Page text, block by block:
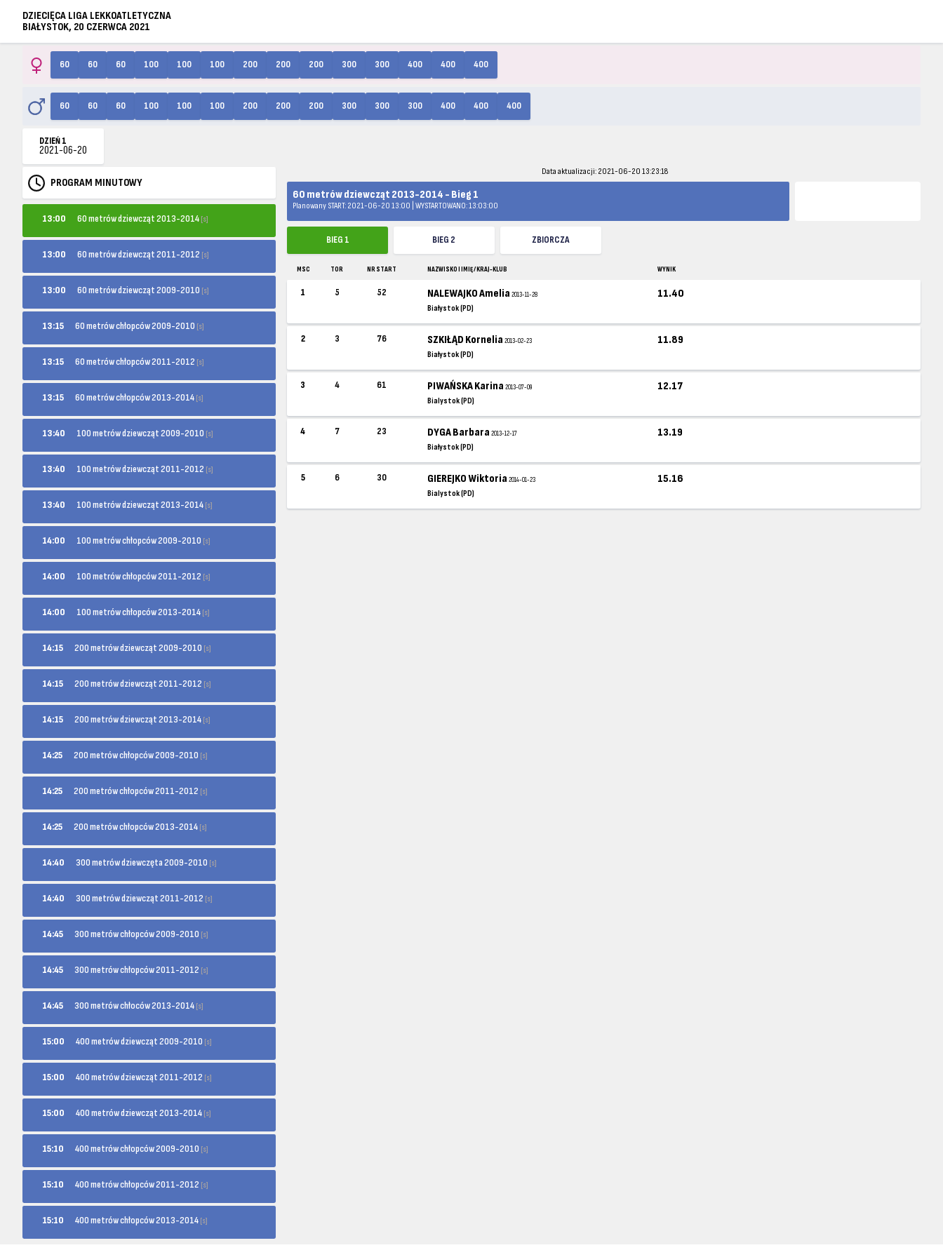
DZIECIĘCA LIGA LEKKOATLETYCZNA
BIAŁYSTOK, 20 CZERWCA 2021
60 60 60 100 100 100 200 200 200 300 300 400 400 400
60 60 60 100 100 100 200 200 200 300 300 300 400 400 400
DZIEŃ 1
2021-06-20
PROGRAM MINUTOWY
13:00 60 metrów dziewcząt 2013-2014 [s]
13:00 60 metrów dziewcząt 2011-2012 [s]
13:00 60 metrów dziewcząt 2009-2010 [s]
13:15 60 metrów chłopców 2009-2010 [s]
13:15 60 metrów chłopców 2011-2012 [s]
13:15 60 metrów chłopców 2013-2014 [s]
13:40 100 metrów dziewcząt 2009-2010 [s]
13:40 100 metrów dziewcząt 2011-2012 [s]
13:40 100 metrów dziewcząt 2013-2014 [s]
14:00 100 metrów chłopców 2009-2010 [s]
14:00 100 metrów chłopców 2011-2012 [s]
14:00 100 metrów chłopców 2013-2014 [s]
14:15 200 metrów dziewcząt 2009-2010 [s]
14:15 200 metrów dziewcząt 2011-2012 [s]
14:15 200 metrów dziewcząt 2013-2014 [s]
14:25 200 metrów chłopców 2009-2010 [s]
14:25 200 metrów chłopców 2011-2012 [s]
14:25 200 metrów chłopców 2013-2014 [s]
14:40 300 metrów dziewczęta 2009-2010 [s]
14:40 300 metrów dziewcząt 2011-2012 [s]
14:45 300 metrów chłopców 2009-2010 [s]
14:45 300 metrów chłopców 2011-2012 [s]
14:45 300 metrów chłoców 2013-2014 [s]
15:00 400 metrów dziewcząt 2009-2010 [s]
15:00 400 metrów dziewcząt 2011-2012 [s]
15:00 400 metrów dziewcząt 2013-2014 [s]
15:10 400 metrów chłopców 2009-2010 [s]
15:10 400 metrów chłopców 2011-2012 [s]
15:10 400 metrów chłopców 2013-2014 [s]
Data aktualizacji: 2021-06-20 13:23:18
60 metrów dziewcząt 2013-2014 - Bieg 1
Planowany START: 2021-06-20 13:00 | WYSTARTOWANO: 13:03:00
BIEG 1 BIEG 2 ZBIORCZA
MSC TOR NR START NAZWISKO I IMIĘ / KRAJ-KLUB WYNIK
1 5 52 NALEWAJKO Amelia2013-11-28
Białystok (PD)
11.40
2 3 76 SZKIŁĄD Kornelia2013-02-23
Białystok (PD)
11.89
3 4 61 PIWAŃSKA Karina2013-07-09
Bialystok (PD)
12.17
4 7 23 DYGA Barbara2013-12-17
Białystok (PD)
13.19
5 6 30 GIEREJKO Wiktoria2014-01-23
Bialystok (PD)
15.16